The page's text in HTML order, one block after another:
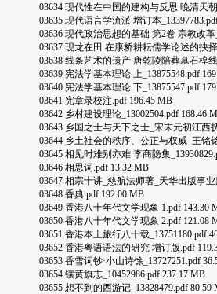
03634 现代性在中国的建构与反思 晚清天朝
03635 现代语言学流派 增订本
03636 现代政治思想的基础 第2卷 宗教改革_
03637 现龙在田 在康桥耕耘儒学论述的抉择
03638 线条艺术的遗产 唐乾陵陪葬墓石椁线
03639 宪法学基本理论 上_13875548.pdf
03640 宪法学基本理论 下_13875547.pdf
03641 宪章录校注.pdf 196.45 MB
03642 乡村建设理论_13002504.pdf 168.46
03643 乡国之士与天下之士_宋末元初江西抚
03644 乡土社会的秩序、公正与权威_王铭铭
03645 相见时难别亦难 李商隐集
03646 相思词.pdf 13.32 MB
03647 相宗十讲_慈航法师著_天华出版事业
03648 香典.pdf 192.00 MB
03649 香港八十年代文学现象 1.pdf 143.30
03650 香港八十年代文学现象 2.pdf 121.08
03651 香港本土旅行八十载_13751180.pdf
03652 香港粤语语法的研究 增订版.pdf
03653 香雪词钞·小山诗馀_13727251.pdf
03654 镶黄旗志_10452986.pdf 237.17 MB
03655 想不到的西游记_13828479.pdf 80.59